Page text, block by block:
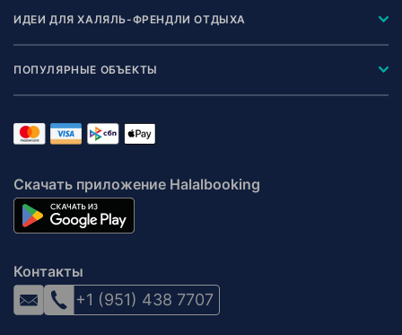
ИДЕИ ДЛЯ ХАЛЯЛЬ-ФРЕНДЛИ ОТДЫХА
ПОПУЛЯРНЫЕ ОБЪЕКТЫ
Скачать приложение Halalbooking
Контакты
+1 (951) 438 7707